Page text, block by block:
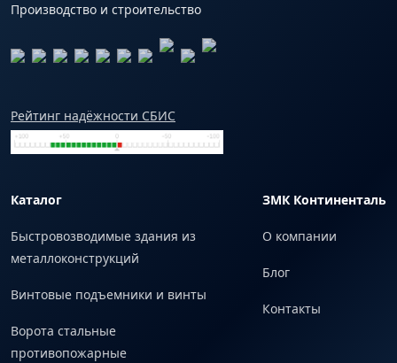
Производство и строительство
Рейтинг надёжности СБИС
Каталог
Быстровозводимые здания из
металлоконструкций
Винтовые подъемники и винты
Ворота стальные
противопожарные
ЗМК Континенталь
О компании
Блог
Контакты